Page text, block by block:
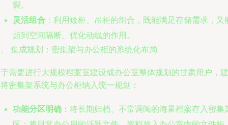
裂。
灵活组合 ：利用矮柜、吊柜的组合，既能满足存储需求，又
起到空间隔断、优化动线的作用。
集成规划：密集架与办公柜的系统化布局
需要进行大规模档案室建设或办公室整体规划的甘肃用户，建
密集架系统与办公柜纳入统一规划：
功能分区明确 ：将长期归档、不常调阅的海量档案存入密集